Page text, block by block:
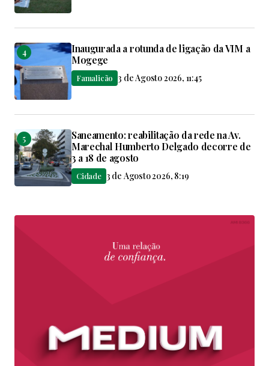
Inaugurada a rotunda de ligação da VIM a
Mogege
Famalicão 3 de Agosto 2026, 11:45
Saneamento: reabilitação da rede na Av.
Marechal Humberto Delgado decorre de
3 a 18 de agosto
Cidade 3 de Agosto 2026, 8:19